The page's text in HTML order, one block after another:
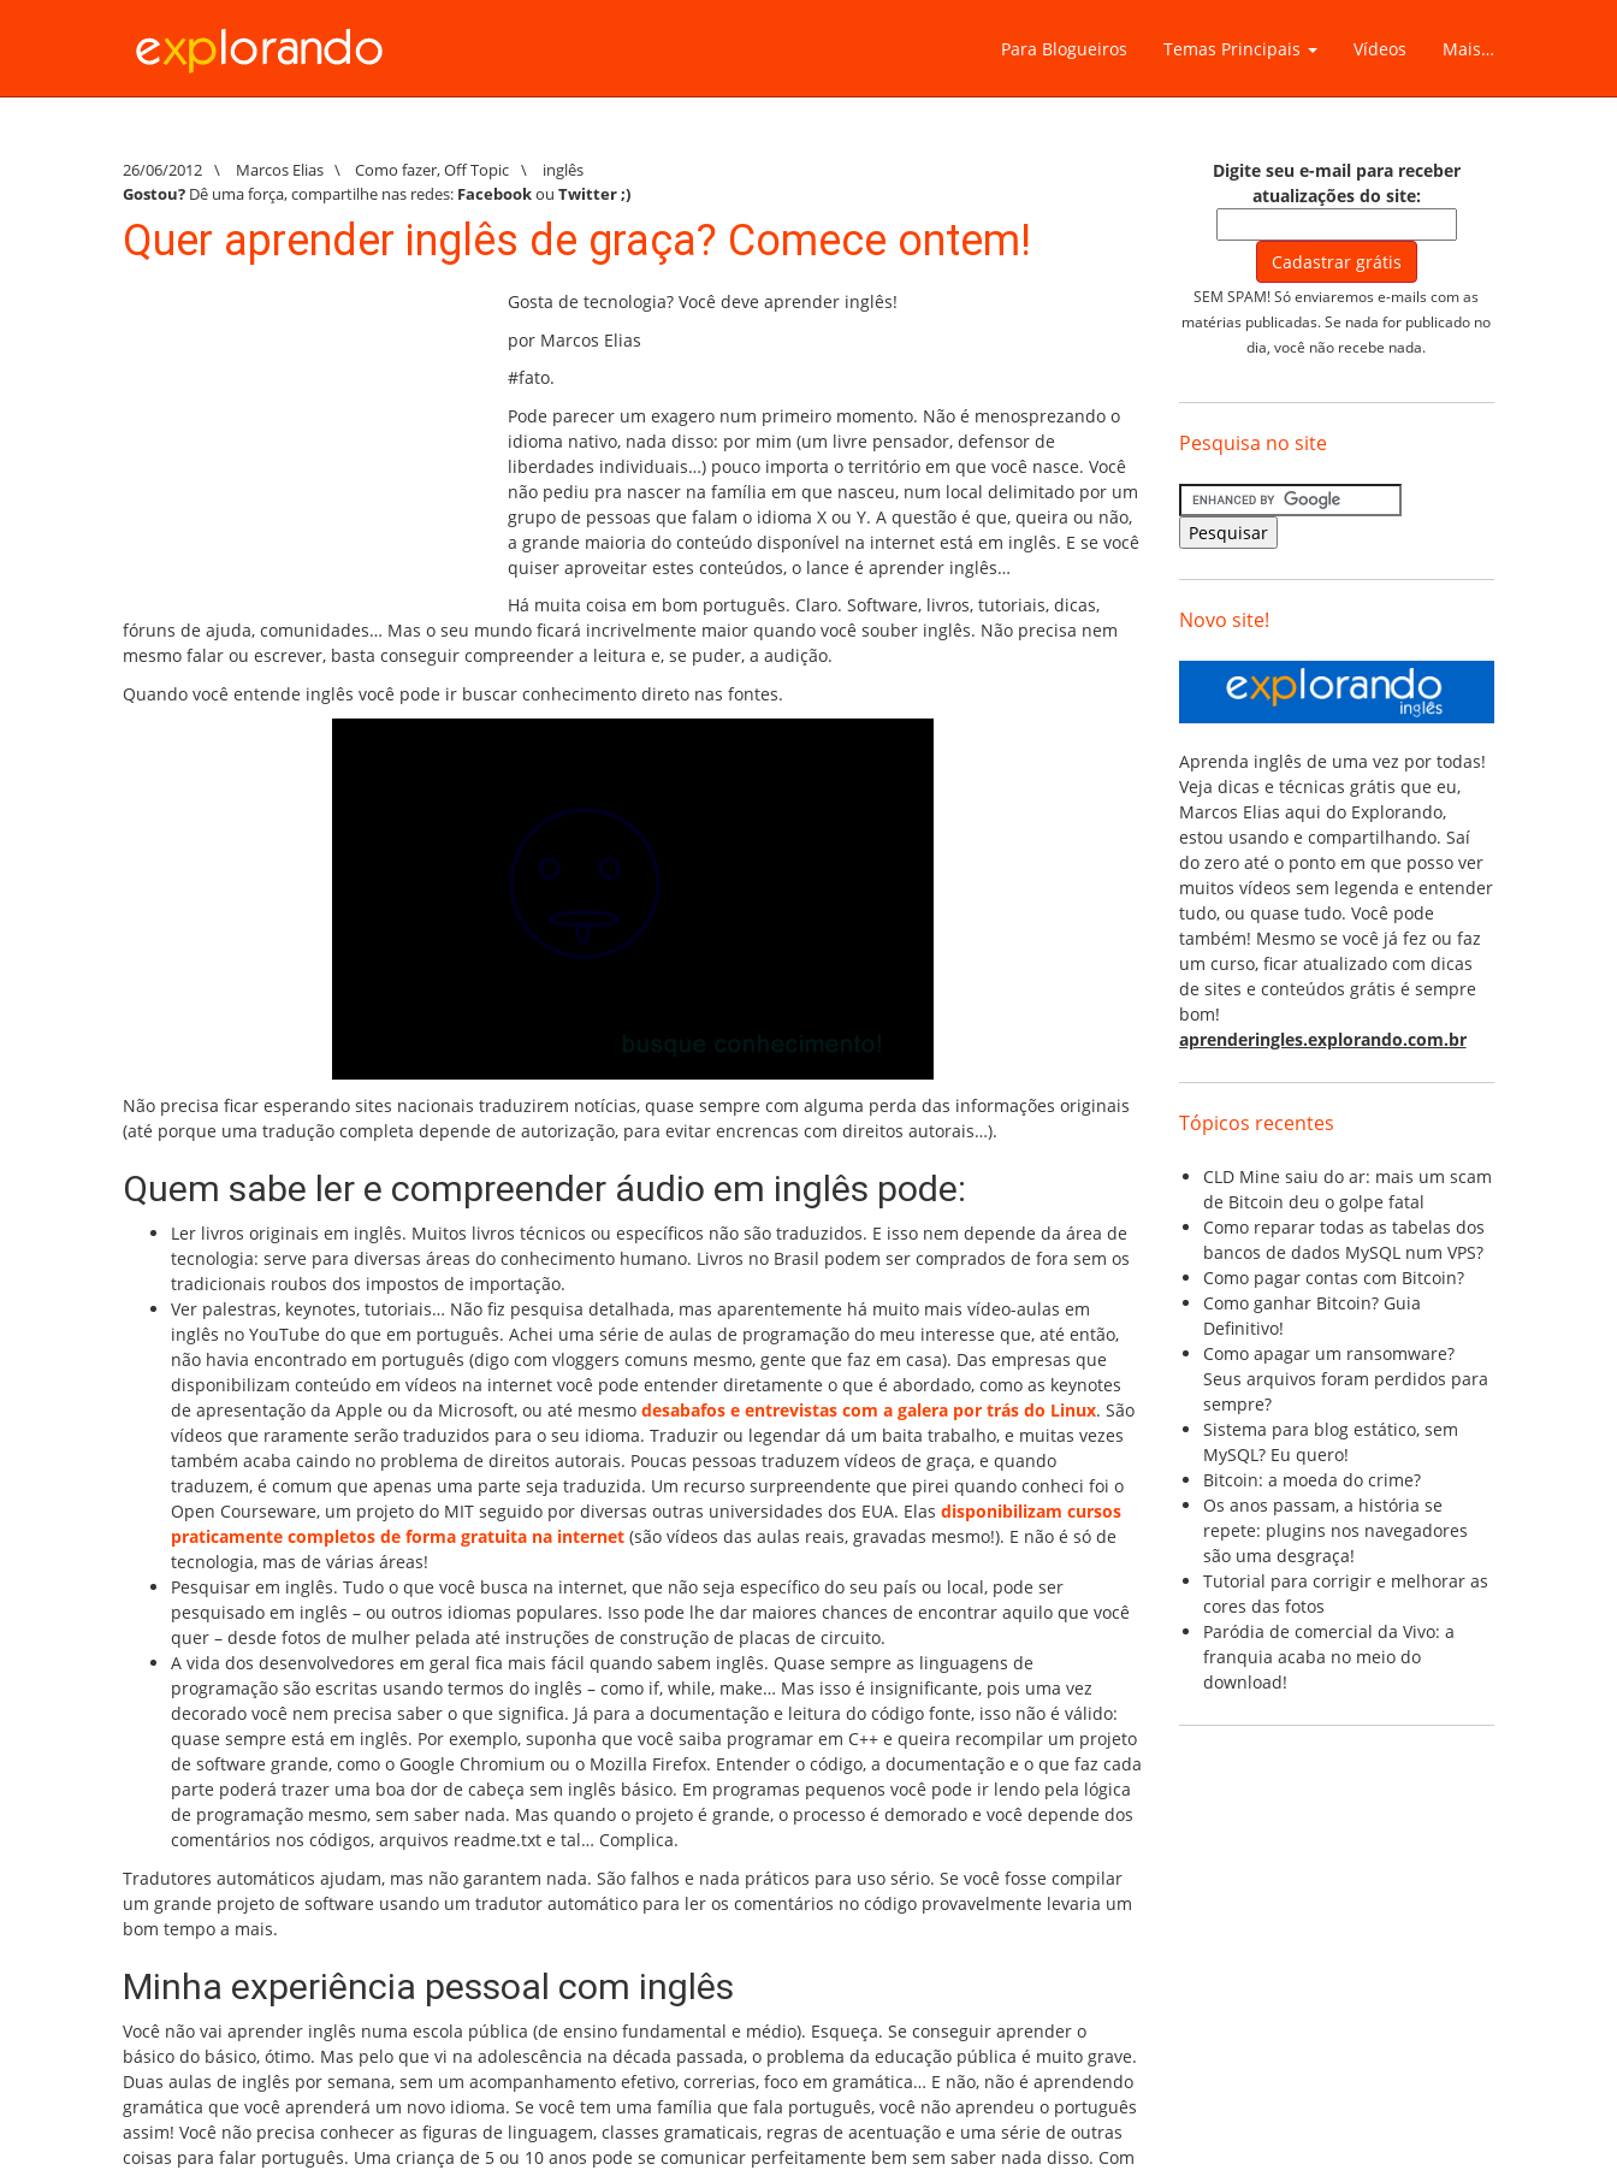
Para Blogueiros Temas Principais Vídeos Mais…
26/06/2012 \ Marcos Elias \ Como fazer,Off Topic \
inglês
Gostou? Dê uma força, compartilhe nas redes: Facebookou Twitter;)
Quer aprender inglês de graça? Comece ontem!
Gosta de tecnologia? Você deve aprender inglês!
por Marcos Elias
#fato.
Pode parecer um exagero num primeiro momento. Não é menosprezando o
idioma nativo, nada disso: por mim (um livre pensador, defensor de
liberdades individuais…) pouco importa o território em que você nasce. Você
não pediu pra nascer na família em que nasceu, num local delimitado por um
grupo de pessoas que falam o idioma X ou Y. A questão é que, queira ou não,
a grande maioria do conteúdo disponível na internet está em inglês. E se você
quiser aproveitar estes conteúdos, o lance é aprender inglês…
Há muita coisa em bom português. Claro. Software, livros, tutoriais, dicas,
fóruns de ajuda, comunidades… Mas o seu mundo ficará incrivelmente maior quando você souber inglês. Não precisa nem
mesmo falar ou escrever, basta conseguir compreender a leitura e, se puder, a audição.
Quando você entende inglês você pode ir buscar conhecimento direto nas fontes.
Não precisa ficar esperando sites nacionais traduzirem notícias, quase sempre com alguma perda das informações originais
(até porque uma tradução completa depende de autorização, para evitar encrencas com direitos autorais…).
Quem sabe ler e compreender áudio em inglês pode:
Ler livros originais em inglês. Muitos livros técnicos ou específicos não são traduzidos. E isso nem depende da área de
tecnologia: serve para diversas áreas do conhecimento humano. Livros no Brasil podem ser comprados de fora sem os
tradicionais roubos dos impostos de importação.
Ver palestras, keynotes, tutoriais… Não fiz pesquisa detalhada, mas aparentemente há muito mais vídeo-aulas em
inglês no YouTube do que em português. Achei uma série de aulas de programação do meu interesse que, até então,
não havia encontrado em português (digo com vloggers comuns mesmo, gente que faz em casa). Das empresas que
disponibilizam conteúdo em vídeos na internet você pode entender diretamente o que é abordado, como as keynotes
de apresentação da Apple ou da Microsoft, ou até mesmo desabafos e entrevistas com a galera por trás do Linux. São
vídeos que raramente serão traduzidos para o seu idioma. Traduzir ou legendar dá um baita trabalho, e muitas vezes
também acaba caindo no problema de direitos autorais. Poucas pessoas traduzem vídeos de graça, e quando
traduzem, é comum que apenas uma parte seja traduzida. Um recurso surpreendente que pirei quando conheci foi o
Open Courseware, um projeto do MIT seguido por diversas outras universidades dos EUA. Elas disponibilizam cursos
praticamente completos de forma gratuita na internet (são vídeos das aulas reais, gravadas mesmo!). E não é só de
tecnologia, mas de várias áreas!
Pesquisar em inglês. Tudo o que você busca na internet, que não seja específico do seu país ou local, pode ser
pesquisado em inglês – ou outros idiomas populares. Isso pode lhe dar maiores chances de encontrar aquilo que você
quer – desde fotos de mulher pelada até instruções de construção de placas de circuito.
A vida dos desenvolvedores em geral fica mais fácil quando sabem inglês. Quase sempre as linguagens de
programação são escritas usando termos do inglês – como if, while, make… Mas isso é insignificante, pois uma vez
decorado você nem precisa saber o que significa. Já para a documentação e leitura do código fonte, isso não é válido:
quase sempre está em inglês. Por exemplo, suponha que você saiba programar em C++ e queira recompilar um projeto
de software grande, como o Google Chromium ou o Mozilla Firefox. Entender o código, a documentação e o que faz cada
parte poderá trazer uma boa dor de cabeça sem inglês básico. Em programas pequenos você pode ir lendo pela lógica
de programação mesmo, sem saber nada. Mas quando o projeto é grande, o processo é demorado e você depende dos
comentários nos códigos, arquivos readme.txt e tal… Complica.
Tradutores automáticos ajudam, mas não garantem nada. São falhos e nada práticos para uso sério. Se você fosse compilar
um grande projeto de software usando um tradutor automático para ler os comentários no código provavelmente levaria um
bom tempo a mais.
Minha experiência pessoal com inglês
Você não vai aprender inglês numa escola pública (de ensino fundamental e médio). Esqueça. Se conseguir aprender o
básico do básico, ótimo. Mas pelo que vi na adolescência na década passada, o problema da educação pública é muito grave.
Duas aulas de inglês por semana, sem um acompanhamento efetivo, correrias, foco em gramática… E não, não é aprendendo
gramática que você aprenderá um novo idioma. Se você tem uma família que fala português, você não aprendeu o português
assim! Você não precisa conhecer as figuras de linguagem, classes gramaticais, regras de acentuação e uma série de outras
coisas para falar português. Uma criança de 5 ou 10 anos pode se comunicar perfeitamente bem sem saber nada disso. Com
Digite seu e-mail para receber
atualizações do site:
SEM SPAM! Só enviaremos e-mails com as
matérias publicadas. Se nada for publicado no
dia, você não recebe nada.
Pesquisa no site
Novo site!
Aprenda inglês de uma vez por todas!
Veja dicas e técnicas grátis que eu,
Marcos Elias aqui do Explorando,
estou usando e compartilhando. Saí
do zero até o ponto em que posso ver
muitos vídeos sem legenda e entender
tudo, ou quase tudo. Você pode
também! Mesmo se você já fez ou faz
um curso, ficar atualizado com dicas
de sites e conteúdos grátis é sempre
bom!
aprenderingles.explorando.com.br
Tópicos recentes
CLD Mine saiu do ar: mais um scam
de Bitcoin deu o golpe fatal
Como reparar todas as tabelas dos
bancos de dados MySQL num VPS?
Como pagar contas com Bitcoin?
Como ganhar Bitcoin? Guia
Definitivo!
Como apagar um ransomware?
Seus arquivos foram perdidos para
sempre?
Sistema para blog estático, sem
MySQL? Eu quero!
Bitcoin: a moeda do crime?
Os anos passam, a história se
repete: plugins nos navegadores
são uma desgraça!
Tutorial para corrigir e melhorar as
cores das fotos
Paródia de comercial da Vivo: a
franquia acaba no meio do
download!